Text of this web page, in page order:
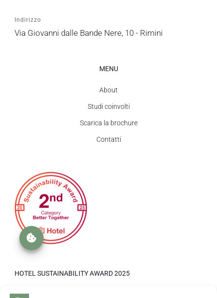
Indirizzo
Via Giovanni dalle Bande Nere, 10 - Rimini
MENU
About
Studi coinvolti
Scarica la brochure
Contatti
HOTEL SUSTAINABILITY AWARD 2025